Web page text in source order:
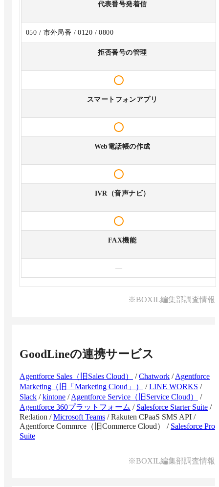
代表番号発着信
050 / 市外局番 / 0120 / 0800
拒否番号の管理
スマートフォンアプリ
Web電話帳の作成
IVR（音声ナビ）
FAX機能
—
※BOXIL編集部調査情報
GoodLineの連携サービス
Agentforce Sales（旧Sales Cloud） /Chatwork /Agentforce
Marketing（旧「Marketing Cloud」）
/LINE WORKS /
Slack /kintone /Agentforce Service（旧Service Cloud）
/
Agentforce 360プラットフォーム / Salesforce Starter Suite /
Re:lation /Microsoft Teams /Rakuten CPaaS SMS API /
Agentforce Commrce（旧Commerce Cloud）
/ Salesforce Pro
Suite
※BOXIL編集部調査情報